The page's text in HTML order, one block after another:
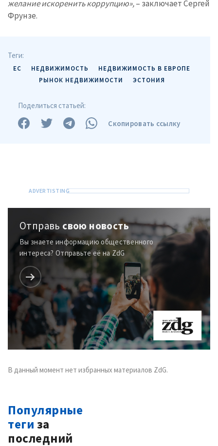
желание искоренить коррупцию»,– заключает Сергей
Фрунзе.
Теги:
ЕС НЕДВИЖИМОСТЬ
НЕДВИЖИМОСТЬ В ЕВРОПЕ
РЫНОК НЕДВИЖИМОСТИ
ЭСТОНИЯ
Поделиться статьей:
Скопировать ссылку
Отправь свою новость
Вы знаете информацию общественного
интереса? Отправьте её на ZdG
В данный момент нет избранных материалов ZdG.
Популярные
теги за
последний